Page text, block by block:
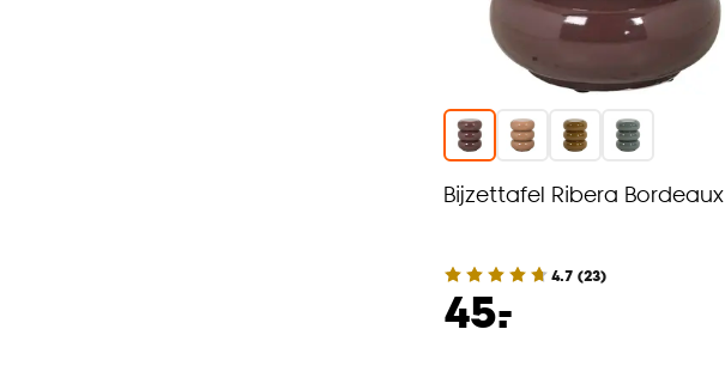
Bijzettafel Ribera Bordeaux
4.7 (23)
45.
-